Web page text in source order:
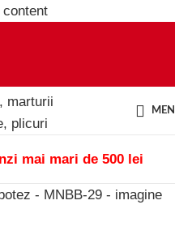
mai mari de 500 lei